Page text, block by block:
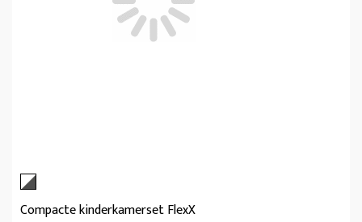
Compacte kinderkamerset FlexX